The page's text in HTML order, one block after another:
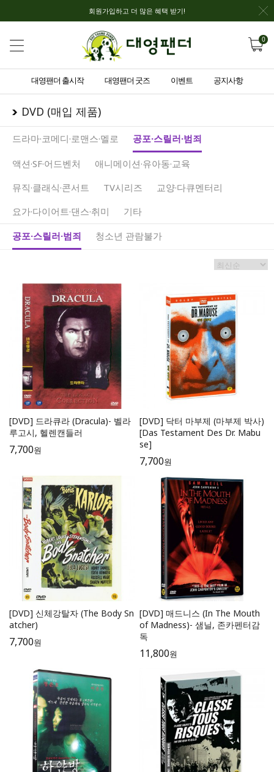
회원가입하고 더 많은 혜택 받기!
0
대영팬더 출시작 대영팬더 굿즈 이벤트 공지사항
DVD (매입 제품)
드라마·코메디·로맨스·멜로 공포·스릴러·범죄
액션·SF·어드벤처
애니메이션·유아동·교육
뮤직·클래식·콘서트
TV시리즈
교양·다큐멘터리
요가·다이어트·댄스·취미
기타
공포·스릴러·범죄
청소년 관람불가
[DVD] 드라큐라 (Dracula)- 벨라
루고시, 헬렌캔들러
7,700원
[DVD] 닥터 마부제 (마부제 박사)
[Das Testament Des Dr. Mabu
se]
7,700원
[DVD] 신체강탈자 (The Body Sn
atcher)
7,700원
[DVD] 매드니스 (In The Mouth
of Madness)- 샘닐, 존카펜터감
독
11,800원